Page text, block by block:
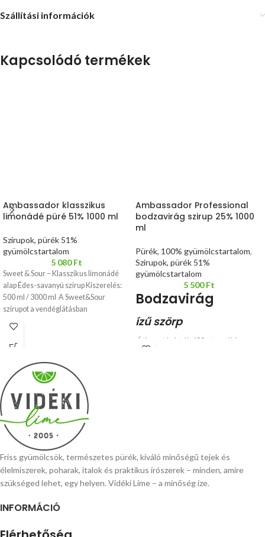
Szállítási információk
Kapcsolódó termékek
Ambassador klasszikus
limonádé püré 51% 1000 ml
Szirupok, pürék 51%
gyümölcstartalom
5 080Ft
Sweet & Sour – Klasszikus limonádé
alap Édes-savanyú szirup Kiszerelés:
500 ml / 3000 ml A Sweet&Sour
szirupot a vendéglátásban
Ambassador Professional
bodzavirág szirup 25% 1000
ml
Pürék, 100% gyümölcstartalom,
Szirupok, pürék 51%
gyümölcstartalom
5 500Ft
Bodzavirág
ízű szörp
Átlagos tápérték 100 g termékben:
Friss gyümölcsök, természetes pürék, kiváló minőségű tejek és
élelmiszerek, poharak, italok és praktikus írószerek – minden, amire
szükséged lehet, egy helyen. Vidéki Lime – a minőség íze.
INFORMÁCIÓ